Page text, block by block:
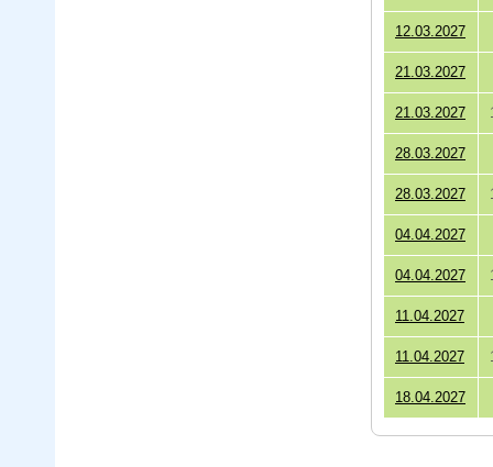
12.03.2027
21.03.2027
21.03.2027
28.03.2027
28.03.2027
04.04.2027
04.04.2027
11.04.2027
11.04.2027
18.04.2027